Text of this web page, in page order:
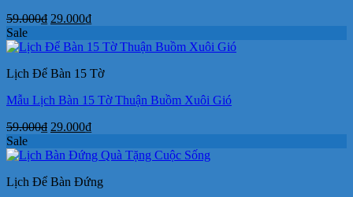
59.000₫ Giá
là:
29.000₫Giá
tại
29.000₫.
Sale
Lịch Để Bàn 15 Tờ
Mẫu Lịch Bàn 15 Tờ Thuận Buồm Xuôi Gió
59.000₫ Giá
là:
29.000₫Giá
tại
29.000₫.
Sale
Lịch Để Bàn Đứng